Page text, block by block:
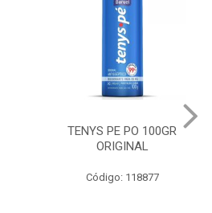
TENYS PE PO 100GR
ORIGINAL
Código: 118877